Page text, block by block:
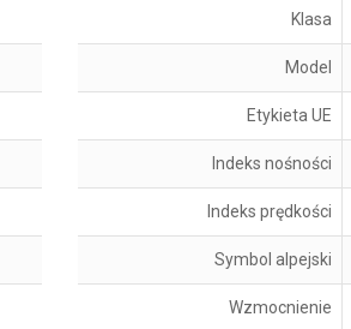
Klasa
Model
Etykieta UE
Indeks nośności
Indeks prędkości
Symbol alpejski
Wzmocnienie